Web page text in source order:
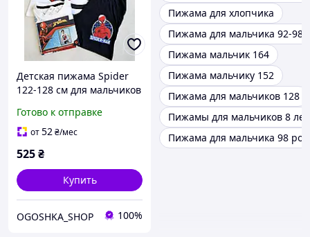
Детская пижама Spider
122-128 см для мальчиков
Готово к отправке
от52₴/мес
525₴
Купить
OGOSHKA_SHOP 100%
Пижама для хлопчика
Пижама для мальчика 92-98
Пижама мальчик 164
Пижама мальчику 152
Пижама для мальчиков 128
Пижамы для мальчиков 8 лет
Пижама для мальчика 98